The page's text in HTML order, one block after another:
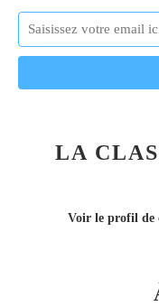
LA
Voir le profil de